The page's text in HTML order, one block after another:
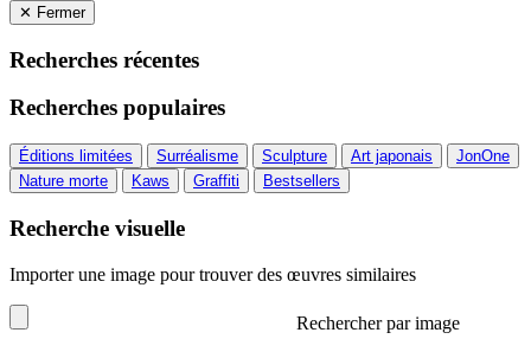
✕ Fermer
Recherches récentes
Recherches populaires
Éditions limitées Surréalisme Sculpture Art japonais
JonOne
Nature morte
Kaws Graffiti Bestsellers
Recherche visuelle
Importer une image pour trouver des œuvres similaires
Rechercher par image